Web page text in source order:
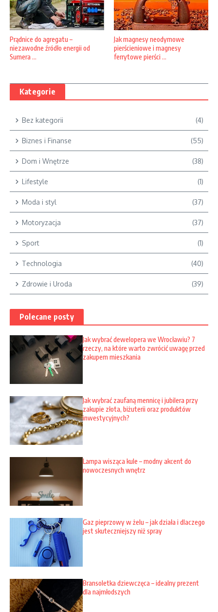
Prądnice do agregatu –
niezawodne źródło energii od
Sumera ...
Jak magnesy neodymowe
pierścieniowe i magnesy
ferrytowe pierści ...
Kategorie
Bez kategorii (4)
Biznes i Finanse (55)
Dom i Wnętrze (38)
Lifestyle (1)
Moda i styl (37)
Motoryzacja (37)
Sport (1)
Technologia (40)
Zdrowie i Uroda (39)
Polecane posty
Jak wybrać dewelopera we Wrocławiu? 7
rzeczy, na które warto zwrócić uwagę przed
zakupem mieszkania
Jak wybrać zaufaną mennicę i jubilera przy
zakupie złota, biżuterii oraz produktów
inwestycyjnych?
Lampa wisząca kule – modny akcent do
nowoczesnych wnętrz
Gaz pieprzowy w żelu – jak działa i dlaczego
jest skuteczniejszy niż spray
Bransoletka dziewczęca – idealny prezent
dla najmłodszych